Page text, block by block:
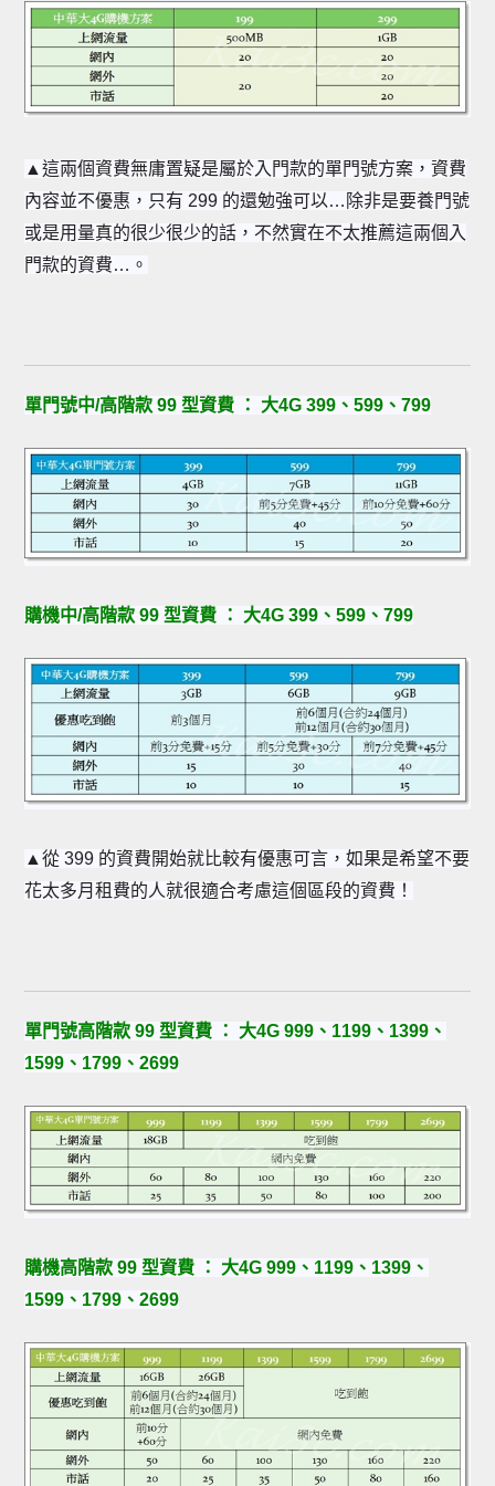
▲這兩個資費無庸置疑是屬於入門款的單門號方案，資費
內容並不優惠，只有 299 的還勉強可以…除非是要養門號
或是用量真的很少很少的話，不然實在不太推薦這兩個入
門款的資費…。
單門號中/高階款 99 型資費 ： 大4G 399、599、799
購機中/高階款 99 型資費 ： 大4G 399、599、799
▲從 399 的資費開始就比較有優惠可言，如果是希望不要
花太多月租費的人就很適合考慮這個區段的資費！
單門號高階款 99 型資費 ： 大4G 999、1199、1399、
1599、1799、2699
購機高階款 99 型資費 ： 大4G 999、1199、1399、
1599、1799、2699